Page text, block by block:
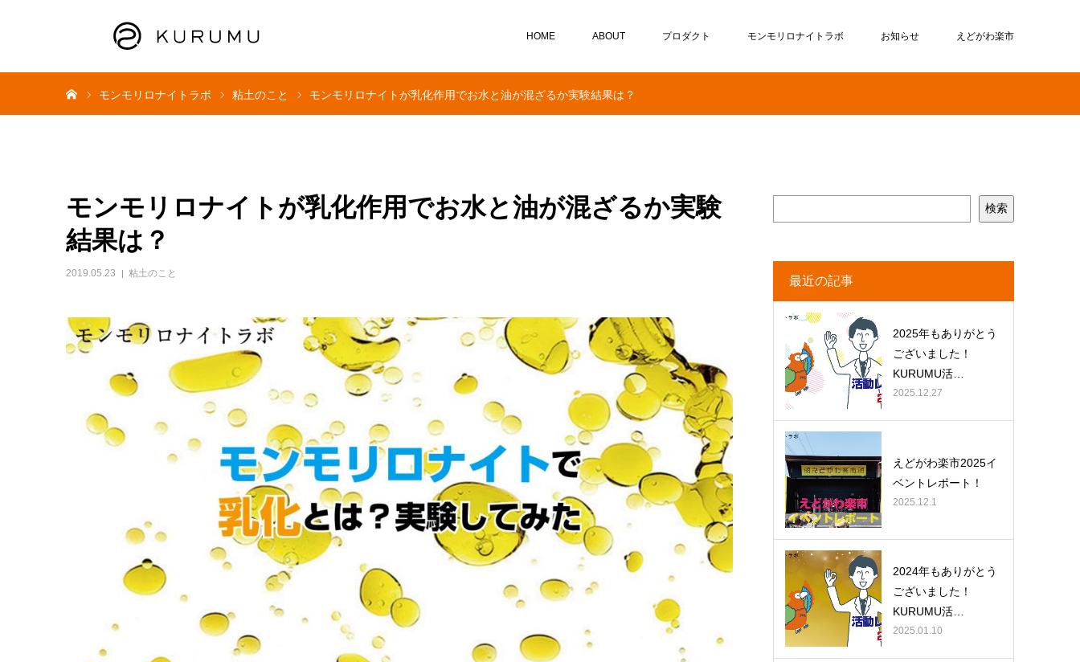
HOME ABOUT プロダクト モンモリロナイトラボ お知らせ えどがわ楽市
モンモリロナイトラボ 粘土のこと モンモリロナイトが乳化作用でお水と油が混ざるか実験結果は？
モンモリロナイトが乳化作用でお水と油が混ざるか実験
結果は？
2019.05.23 粘土のこと
検索
最近の記事
2025年もありがとう
ございました！
KURUMU活…
2025.12.27
えどがわ楽市2025イ
ベントレポート！
2025.12.1
2024年もありがとう
ございました！
KURUMU活…
2025.01.10